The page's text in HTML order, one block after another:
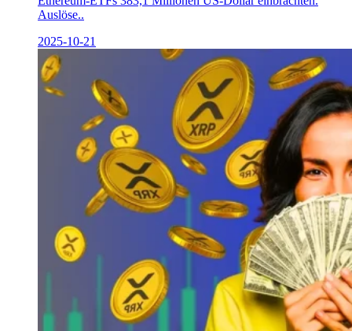
Auslöse..
2025-10-21